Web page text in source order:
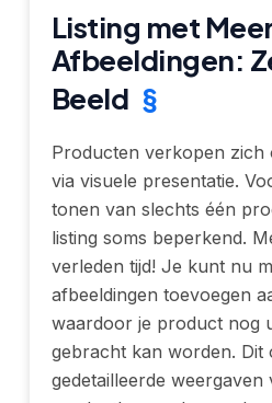
Listing met
Afbeeldingen:
Beeld §
Producten verkopen zich
via visuele presentatie.
tonen van slechts één
listing soms beperkend.
verleden tijd! Je kunt nu
afbeeldingen toevoegen
waardoor je product nog
gebracht kan worden.
gedetailleerde weergaven